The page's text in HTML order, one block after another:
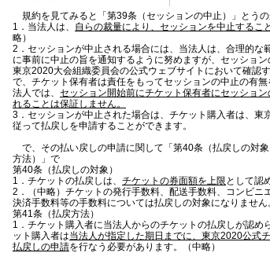
規約を見てみると「第39条（セッションの中止）」とうの
1．当法人は、 自らの裁量により、セッションを中止するこ
略）
2．セッションが中止される場合には、当法人は、合理的な
に事前に中止の旨を通知するように努めますが、セッショ
東京2020大会組織委員会の公式ウェブサイトにおいて確認
で、チケット保有者は責任をもってセッションの中止の有
法人では、 セッション開始前にチケット保有者にセッショ
れることは保証しません。
3．セッションが中止された場合は、チケット購入者は、東
従って払戻しを申請することができます。
で、その払い戻しの申請に関して「第40条（払戻しの対
方法）」で
第40条（払戻しの対象）
1．チケットの払戻しは、 チケットの券面額を上限 として認
2．（中略）チケットの発行手数料、配送手数料、コンビニ
決済手数料等の手数料については払戻しの対象になりません
第41条（払戻方法）
1．チケット購入者に当法人からのチケットの払戻しが認め
ット購入者は当法人が指定した期日までに、東京2020公式
払戻しの申請を行なう必要があります。（中略）